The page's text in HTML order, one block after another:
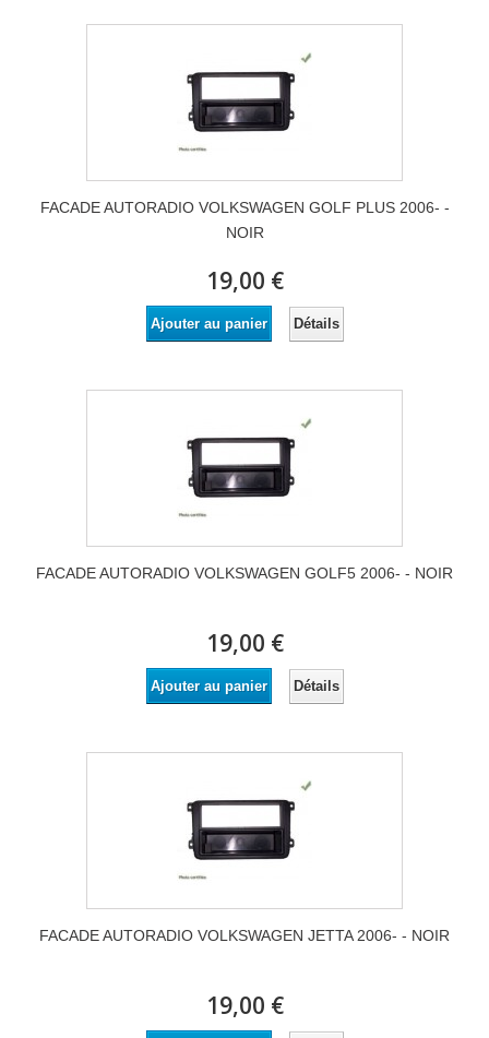
FACADE AUTORADIO VOLKSWAGEN GOLF PLUS 2006- -
NOIR
19,00 €
Ajouter au panier Détails
FACADE AUTORADIO VOLKSWAGEN GOLF5 2006- - NOIR
19,00 €
Ajouter au panier Détails
FACADE AUTORADIO VOLKSWAGEN JETTA 2006- - NOIR
19,00 €